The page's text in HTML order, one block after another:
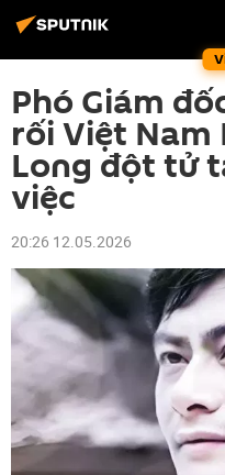
Phó Giám
rối Việt Nam
Long đột tử
việc
20:26 12.05.2026